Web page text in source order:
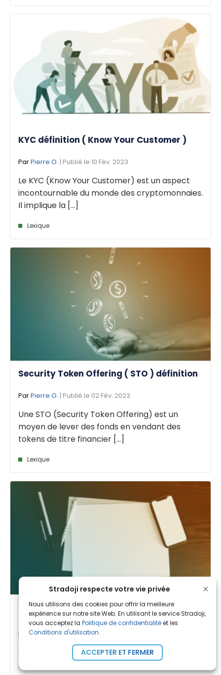
Stradoji respecte votre vie privée
Nous utilisons des cookies pour offrir la meilleure
expérience sur notre site Web. En utilisant le service Stradoji,
vous acceptez la Politique de confidentialitéet les
Conditions d'utilisation.
ACCEPTER ET FERMER
KYC définition ( Know Your Customer )
ParPierre O. | Publié le 10 Fév. 2023
Le KYC (Know Your Customer) est un aspect
incontournable du monde des cryptomonnaies.
Il implique la [...]
Lexique
Security Token Offering ( STO ) définition
ParPierre O. | Publié le 02 Fév. 2023
Une STO (Security Token Offering) est un
moyen de lever des fonds en vendant des
tokens de titre financier [...]
Lexique
White paper crypto : comprendre les
projets blockchain
ParAmandine B.| Publié le 30 Jan. 2023
S’il est un document à étudier avant d’investir
sur un projet crypto, le white paper, ou livre [...]